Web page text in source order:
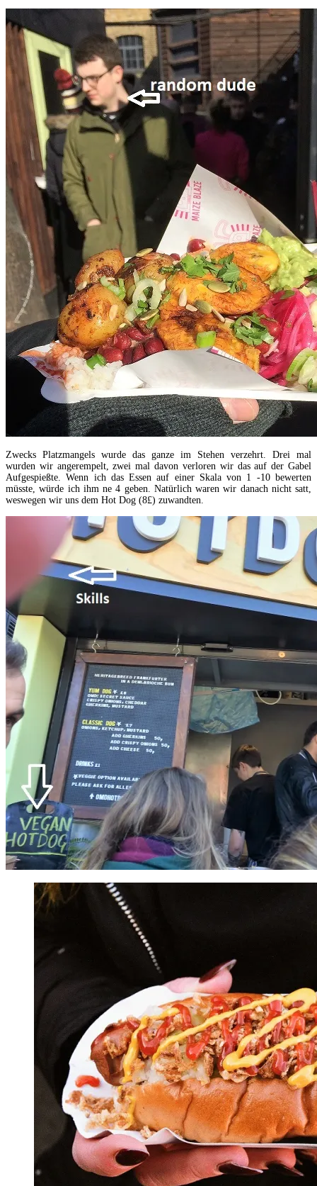
Zwecks Platzmangels wurde das ganze im Stehen verzehrt. Drei mal
wurden wir angerempelt, zwei mal davon verloren wir das auf der Gabel
Aufgespießte. Wenn ich das Essen auf einer Skala von 1 -10 bewerten
müsste, würde ich ihm ne 4 geben. Natürlich waren wir danach nicht satt,
weswegen wir uns dem Hot Dog (8£) zuwandten.